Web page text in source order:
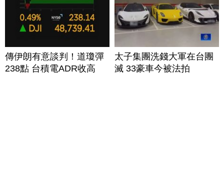
傳伊朗有意談判！道瓊彈
238點 台積電ADR收高
太子集團洗錢大軍在台團
滅 33豪車今被法拍